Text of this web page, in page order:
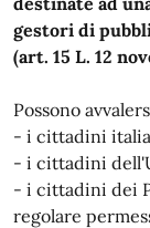
gestori di
(art. 15 L. 12
Possono
- i cittadini
- i cittadini
- i cittadini dei
regolare